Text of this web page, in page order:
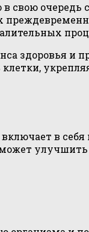
свою очередь
здоровья и
в
улучшить